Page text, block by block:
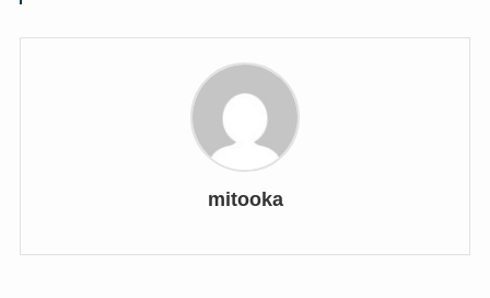
mitooka